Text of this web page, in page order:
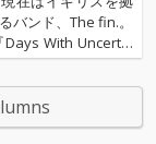
バンド、The fin.。
Days With Uncertai
ューを果たして以
活動を続けていた
に3年3ヶ月ぶりと
・アルバム『Ther